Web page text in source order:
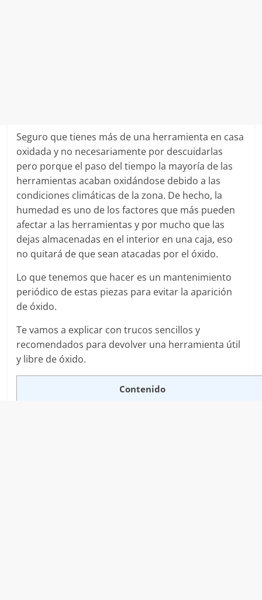
Seguro que tienes más de una herramienta en casa
oxidada y no necesariamente por descuidarlas
pero porque el paso del tiempo la mayoría de las
herramientas acaban oxidándose debido a las
condiciones climáticas de la zona. De hecho, la
humedad es uno de los factores que más pueden
afectar a las herramientas y por mucho que las
dejas almacenadas en el interior en una caja, eso
no quitará de que sean atacadas por el óxido.
Lo que tenemos que hacer es un mantenimiento
periódico de estas piezas para evitar la aparición
de óxido.
Te vamos a explicar con trucos sencillos y
recomendados para devolver una herramienta útil
y libre de óxido.
Contenido